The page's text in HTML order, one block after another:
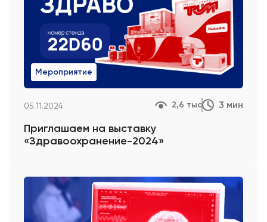
Мероприятие
05.11.2024 2,6 тыс 3 мин
Приглашаем на выставку
«Здравоохранение-2024»